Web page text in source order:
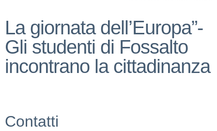
La giornata dell’Europa”-
Gli studenti di Fossalto
incontrano la cittadinanza
Contatti